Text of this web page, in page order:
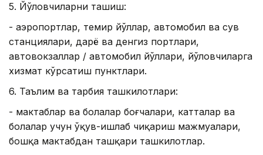
5. Йўловчиларни ташиш:
- аэропортлар, темир йўллар, автомобил ва сув
станциялари, дарё ва денгиз портлари,
автовокзаллар / автомобил йўллари, йўловчиларга
хизмат кўрсатиш пунктлари.
6. Таълим ва тарбия ташкилотлари:
- мактаблар ва болалар боғчалари, катталар ва
болалар учун ўқув-ишлаб чиқариш мажмуалари,
бошқа мактабдан ташқари ташкилотлар.